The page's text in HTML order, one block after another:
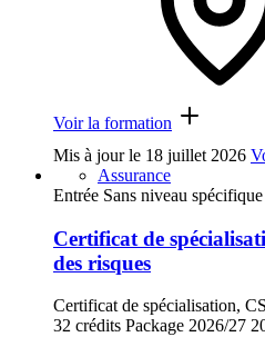
Voir la formation
Mis à jour le 18 juillet 2026
Assurance
Entrée Sans niveau spécifique
Certificat de
des risques
Certificat de spécialisation,
32 crédits Package 2026/27